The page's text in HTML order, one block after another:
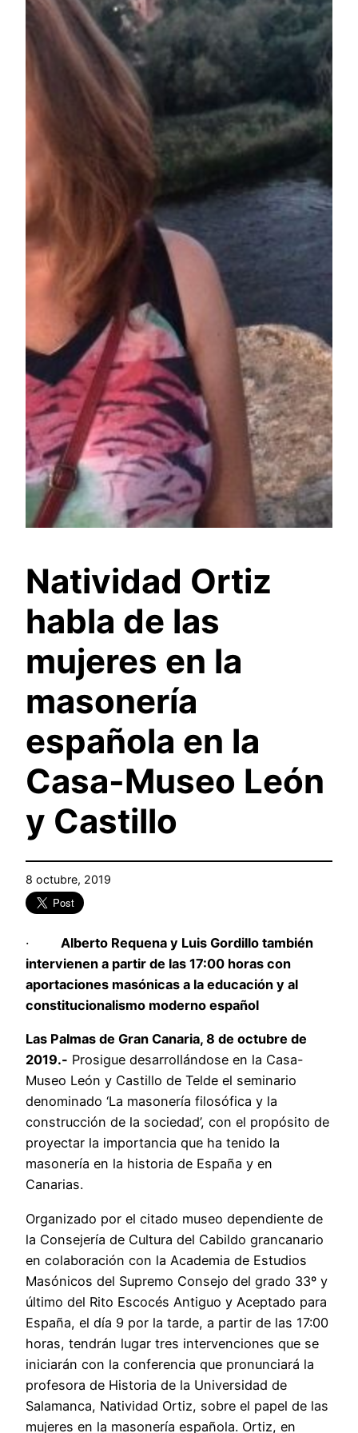
Natividad Ortiz
habla de las
mujeres en la
masonería
española en la
Casa-Museo León
y Castillo
8 octubre, 2019
· Alberto Requena y Luis Gordillo también
intervienen a partir de las 17:00 horas con
aportaciones masónicas a la educación y al
constitucionalismo moderno español
Las Palmas de Gran Canaria, 8 de octubre de
2019.- Prosigue desarrollándose en la Casa-
Museo León y Castillo de Telde el seminario
denominado ‘La masonería filosófica y la
construcción de la sociedad’, con el propósito de
proyectar la importancia que ha tenido la
masonería en la historia de España y en
Canarias.
Organizado por el citado museo dependiente de
la Consejería de Cultura del Cabildo grancanario
en colaboración con la Academia de Estudios
Masónicos del Supremo Consejo del grado 33º y
último del Rito Escocés Antiguo y Aceptado para
España, el día 9 por la tarde, a partir de las 17:00
horas, tendrán lugar tres intervenciones que se
iniciarán con la conferencia que pronunciará la
profesora de Historia de la Universidad de
Salamanca, Natividad Ortiz, sobre el papel de las
mujeres en la masonería española. Ortiz, en